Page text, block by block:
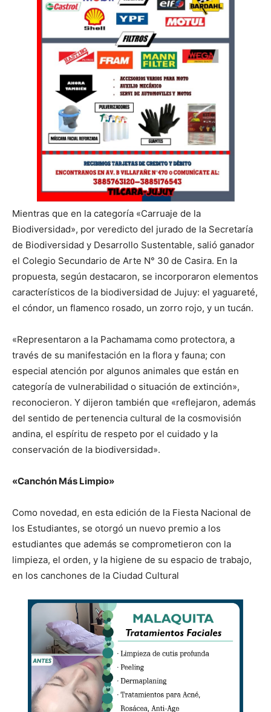
Mientras que en la categoría «Carruaje de la
Biodiversidad», por veredicto del jurado de la Secretaría
de Biodiversidad y Desarrollo Sustentable, salió ganador
el Colegio Secundario de Arte N° 30 de Casira. En la
propuesta, según destacaron, se incorporaron elementos
característicos de la biodiversidad de Jujuy: el yaguareté,
el cóndor, un flamenco rosado, un zorro rojo, y un tucán.
«Representaron a la Pachamama como protectora, a
través de su manifestación en la flora y fauna; con
especial atención por algunos animales que están en
categoría de vulnerabilidad o situación de extinción»,
reconocieron. Y dijeron también que «reflejaron, además
del sentido de pertenencia cultural de la cosmovisión
andina, el espíritu de respeto por el cuidado y la
conservación de la biodiversidad».
«Canchón Más Limpio»
Como novedad, en esta edición de la Fiesta Nacional de
los Estudiantes, se otorgó un nuevo premio a los
estudiantes que además se comprometieron con la
limpieza, el orden, y la higiene de su espacio de trabajo,
en los canchones de la Ciudad Cultural